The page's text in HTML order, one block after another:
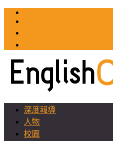
深度報導
人物
校園